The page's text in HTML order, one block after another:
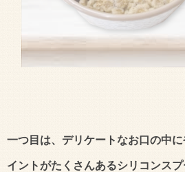
一つ目は、デリケートなお口の中
イントがたくさんあるシリコンスプ